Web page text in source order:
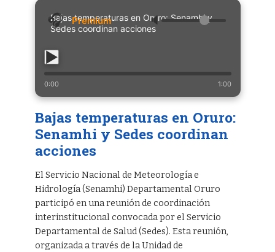
Bajas temperaturas en Oruro: Senamhi y
Sedes coordinan acciones
🔈
0:00 1:00
Bajas temperaturas en Oruro:
Senamhi y Sedes coordinan
acciones
El Servicio Nacional de Meteorología e
Hidrología (Senamhi) Departamental Oruro
participó en una reunión de coordinación
interinstitucional convocada por el Servicio
Departamental de Salud (Sedes). Esta reunión,
organizada a través de la Unidad de